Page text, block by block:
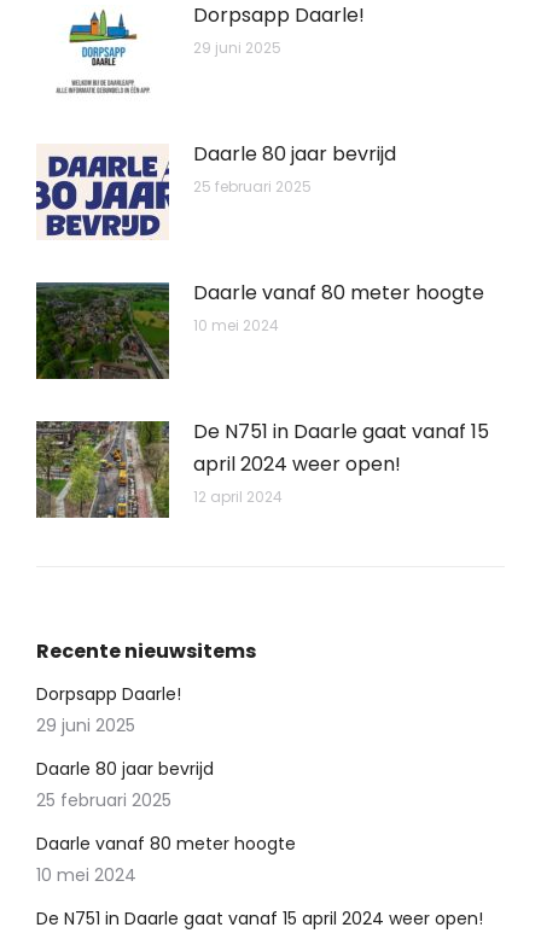
Dorpsapp Daarle!
29 juni 2025
Daarle 80 jaar bevrijd
25 februari 2025
Daarle vanaf 80 meter hoogte
10 mei 2024
De N751 in Daarle gaat vanaf 15
april 2024 weer open!
12 april 2024
Recente nieuwsitems
Dorpsapp Daarle!
29 juni 2025
Daarle 80 jaar bevrijd
25 februari 2025
Daarle vanaf 80 meter hoogte
10 mei 2024
De N751 in Daarle gaat vanaf 15 april 2024 weer open!